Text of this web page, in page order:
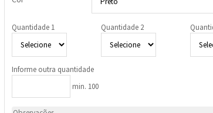
Quantidade 1 Quantidade 2
Informe outra quantidade
min. 100